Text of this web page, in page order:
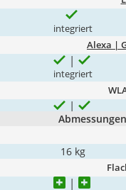
integriert
Alexa |
integriert
16 kg